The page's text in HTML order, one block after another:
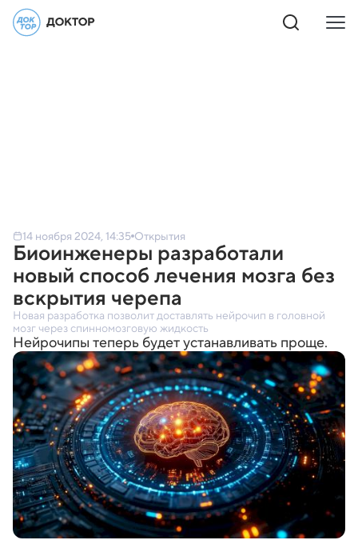
14 ноября 2024, 14:35 Открытия
Биоинженеры разработали
новый способ лечения мозга без
вскрытия черепа
Новая разработка позволит доставлять нейрочип в головной
мозг через спинномозговую жидкость
Нейрочипы теперь будет устанавливать проще.